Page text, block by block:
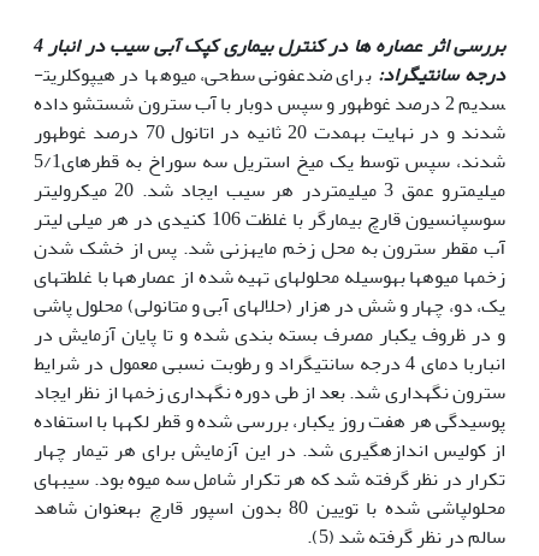
بررسی اثر عصاره ها در کنترل بیماری کپک آبی سیب در انبار 4
درجه سانتی­گراد:برای ضدعفونی سطحی، میوه­ها در هیپوکلریت­
سدیم 2 درصد غوطه­ور و سپس دوبار با آب سترون شستشو داده
شدند و در نهایت بهمدت 20 ثانیه در اتانول 70 درصد غوطه­ور
شدند، سپس توسط یک میخ استریل سه سوراخ به قطرهای5/1
میلیمترو عمق 3 میلیمتردر هر سیب ایجاد شد. 20 میکرولیتر
سوسپانسیون قارچ بیمارگر با غلظت 106 کنیدی در هر میلی لیتر
آب مقطر سترون به محل زخم مایه­زنی شد. پس از خشک شدن
زخم­ها میوه­ها بهوسیله محلول­های تهیه شده از عصاره­ها با غلطت­های
یک، دو، چهار و شش در هزار (حلال­های آبی و متانولی) محلول پاشی
و در ظروف یکبار مصرف بسته بندی شده و تا پایان آزمایش در
انباربا دمای 4 درجه سانتی­گراد و رطوبت نسبی معمول در شرایط
سترون نگهداری شد. بعد از طی دوره نگهداری زخم­ها از نظر ایجاد
پوسیدگی هر هفت روز یکبار، بررسی شده و قطر لکه­ها با استفاده
از کولیس اندازه­گیری شد. در این آزمایش برای هر تیمار چهار
تکرار در نظر گرفته شد که هر تکرار شامل سه میوه بود. سیبهای
محلول­پاشی شده با تویین 80 بدون اسپور قارچ به­عنوان شاهد
سالم در نظر گرفته شد (5).